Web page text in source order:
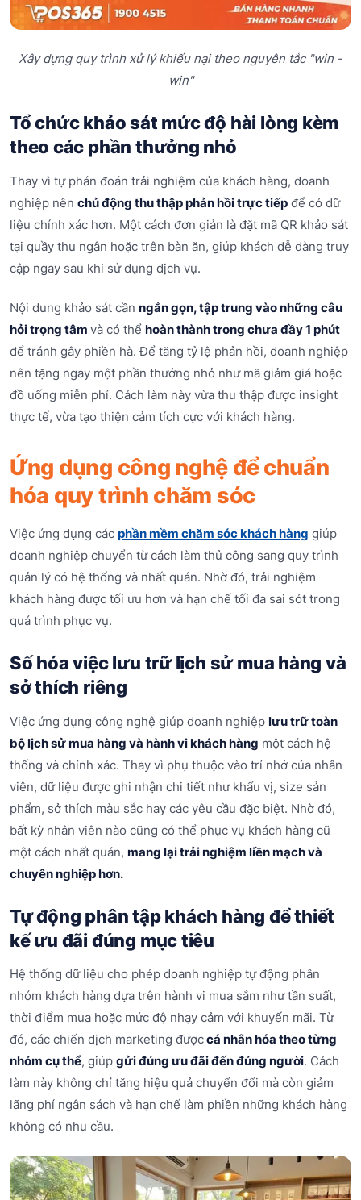
Xây dựng quy trình xử lý khiếu nại theo nguyên tắc "win -
win"
Tổ chức khảo sát mức độ hài lòng kèm
theo các phần thưởng nhỏ
Thay vì tự phán đoán trải nghiệm của khách hàng, doanh
nghiệp nên chủ động thu thập phản hồi trực tiếp để có dữ
liệu chính xác hơn. Một cách đơn giản là đặt mã QR khảo sát
tại quầy thu ngân hoặc trên bàn ăn, giúp khách dễ dàng truy
cập ngay sau khi sử dụng dịch vụ.
Nội dung khảo sát cần ngắn gọn, tập trung vào những câu
hỏi trọng tâm và có thể hoàn thành trong chưa đầy 1 phút
để tránh gây phiền hà. Để tăng tỷ lệ phản hồi, doanh nghiệp
nên tặng ngay một phần thưởng nhỏ như mã giảm giá hoặc
đồ uống miễn phí. Cách làm này vừa thu thập được insight
thực tế, vừa tạo thiện cảm tích cực với khách hàng.
Ứng dụng công nghệ để chuẩn
hóa quy trình chăm sóc
Việc ứng dụng các phần mềm chăm sóc khách hàng giúp
doanh nghiệp chuyển từ cách làm thủ công sang quy trình
quản lý có hệ thống và nhất quán. Nhờ đó, trải nghiệm
khách hàng được tối ưu hơn và hạn chế tối đa sai sót trong
quá trình phục vụ.
Số hóa việc lưu trữ lịch sử mua hàng và
sở thích riêng
Việc ứng dụng công nghệ giúp doanh nghiệp lưu trữ toàn
bộ lịch sử mua hàng và hành vi khách hàng một cách hệ
thống và chính xác. Thay vì phụ thuộc vào trí nhớ của nhân
viên, dữ liệu được ghi nhận chi tiết như khẩu vị, size sản
phẩm, sở thích màu sắc hay các yêu cầu đặc biệt. Nhờ đó,
bất kỳ nhân viên nào cũng có thể phục vụ khách hàng cũ
một cách nhất quán, mang lại trải nghiệm liền mạch và
chuyên nghiệp hơn.
Tự động phân tập khách hàng để thiết
kế ưu đãi đúng mục tiêu
Hệ thống dữ liệu cho phép doanh nghiệp tự động phân
nhóm khách hàng dựa trên hành vi mua sắm như tần suất,
thời điểm mua hoặc mức độ nhạy cảm với khuyến mãi. Từ
đó, các chiến dịch marketing đượccá nhân hóa theo từng
nhóm cụ thể, giúp gửi đúng ưu đãi đến đúng người. Cách
làm này không chỉ tăng hiệu quả chuyển đổi mà còn giảm
lãng phí ngân sách và hạn chế làm phiền những khách hàng
không có nhu cầu.